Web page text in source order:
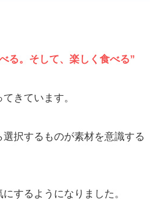
る。そして、楽しく食べる”
きています。
択するものが素材を意識する
するようになりました。